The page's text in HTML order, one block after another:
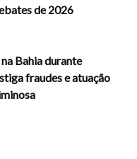
de 2026
Bahia durante
fraudes e atuação